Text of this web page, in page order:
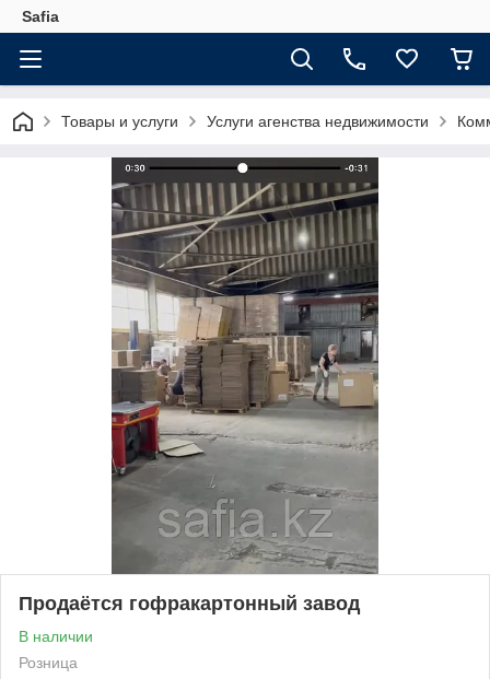
Safia
Товары и услуги Услуги агенства недвижимости
Продаётся гофракартонный завод
В наличии
Розница